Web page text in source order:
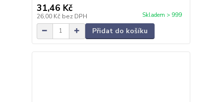
31,46 Kč
26,00 Kč bez DPH Skladem > 999
Přidat do košíku